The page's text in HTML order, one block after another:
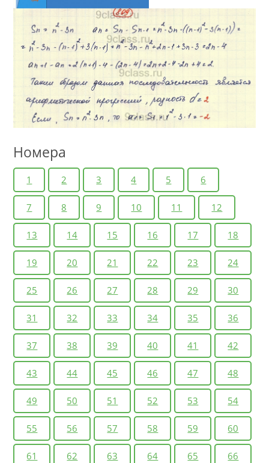
Номера
1 2 3 4 5 6
7 8 9 10 11 12
13 14 15 16 17 18
19 20 21 22 23 24
25 26 27 28 29 30
31 32 33 34 35 36
37 38 39 40 41 42
43 44 45 46 47 48
49 50 51 52 53 54
55 56 57 58 59 60
61 62 63 64 65 66